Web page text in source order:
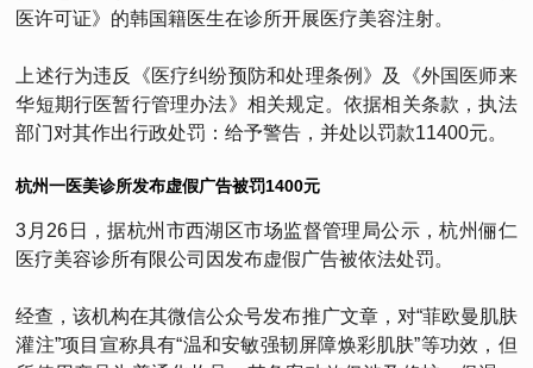
医许可证》的韩国籍医生在诊所开展医疗美容注射。
上述行为违反《医疗纠纷预防和处理条例》及《外国医师来
华短期行医暂行管理办法》相关规定。依据相关条款，执法
部门对其作出行政处罚：给予警告，并处以罚款11400元。
杭州一医美诊所发布虚假广告被罚1400元
3月26日，据杭州市西湖区市场监督管理局公示，杭州俪仁
医疗美容诊所有限公司因发布虚假广告被依法处罚。
经查，该机构在其微信公众号发布推广文章，对“菲欧曼肌肤
灌注”项目宣称具有“温和安敏强韧屏障焕彩肌肤”等功效，但